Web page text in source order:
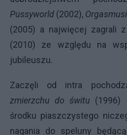
Pussyworld (2002),
(2005) a najwięcej zagrali z
(2010) ze względu na
jubileuszu.
Zaczęli od intra
zmierzchu do świtu (1996)
środku piaszczystego
nagania do speluny